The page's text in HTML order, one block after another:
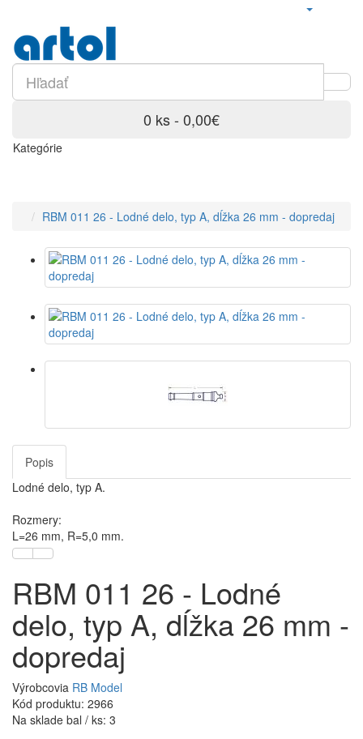
0 ks - 0,00€
Kategórie
RBM 011 26 - Lodné delo, typ A, dĺžka 26 mm - dopredaj
Popis
Lodné delo, typ A.
Rozmery:
L=26 mm, R=5,0 mm.
RBM 011 26 - Lodné
delo, typ A, dĺžka 26 mm -
dopredaj
Výrobcovia RB Model
Kód produktu: 2966
Na sklade bal / ks: 3